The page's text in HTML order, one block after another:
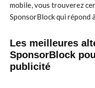
mobile, vous trouverez
SponsorBlock qui répond
Les meilleures
SponsorBlock
publicité